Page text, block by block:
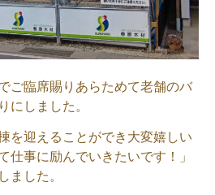
ご臨席賜りあらためて老舗のバ
にしました。
を迎えることができ大変嬉しい
仕事に励んでいきたいです！」
ました。